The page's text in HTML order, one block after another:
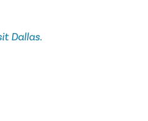
Dallas.